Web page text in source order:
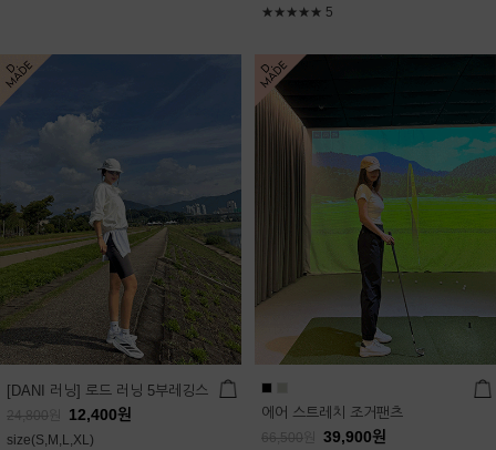
★★★★★ 5
[DANI 러닝] 로드 러닝 5부레깅스
24,800 12,400원
size(S,M,L,XL)
에어 스트레치 조거팬츠
66,500 39,900원